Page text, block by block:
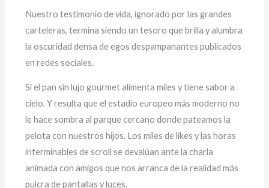
Nuestro testimonio de vida, ignorado por las grandes
carteleras, termina siendo un tesoro que brilla y alumbra
la oscuridad densa de egos despampanantes publicados
en redes sociales.
Si el pan sin lujo gourmet alimenta miles y tiene sabor a
cielo. Y resulta que el estadio europeo más moderno no
le hace sombra al parque cercano donde pateamos la
pelota con nuestros hijos. Los miles de likes y las horas
interminables de scroll se devalúan ante la charla
animada con amigos que nos arranca de la realidad más
pulcra de pantallas y luces.